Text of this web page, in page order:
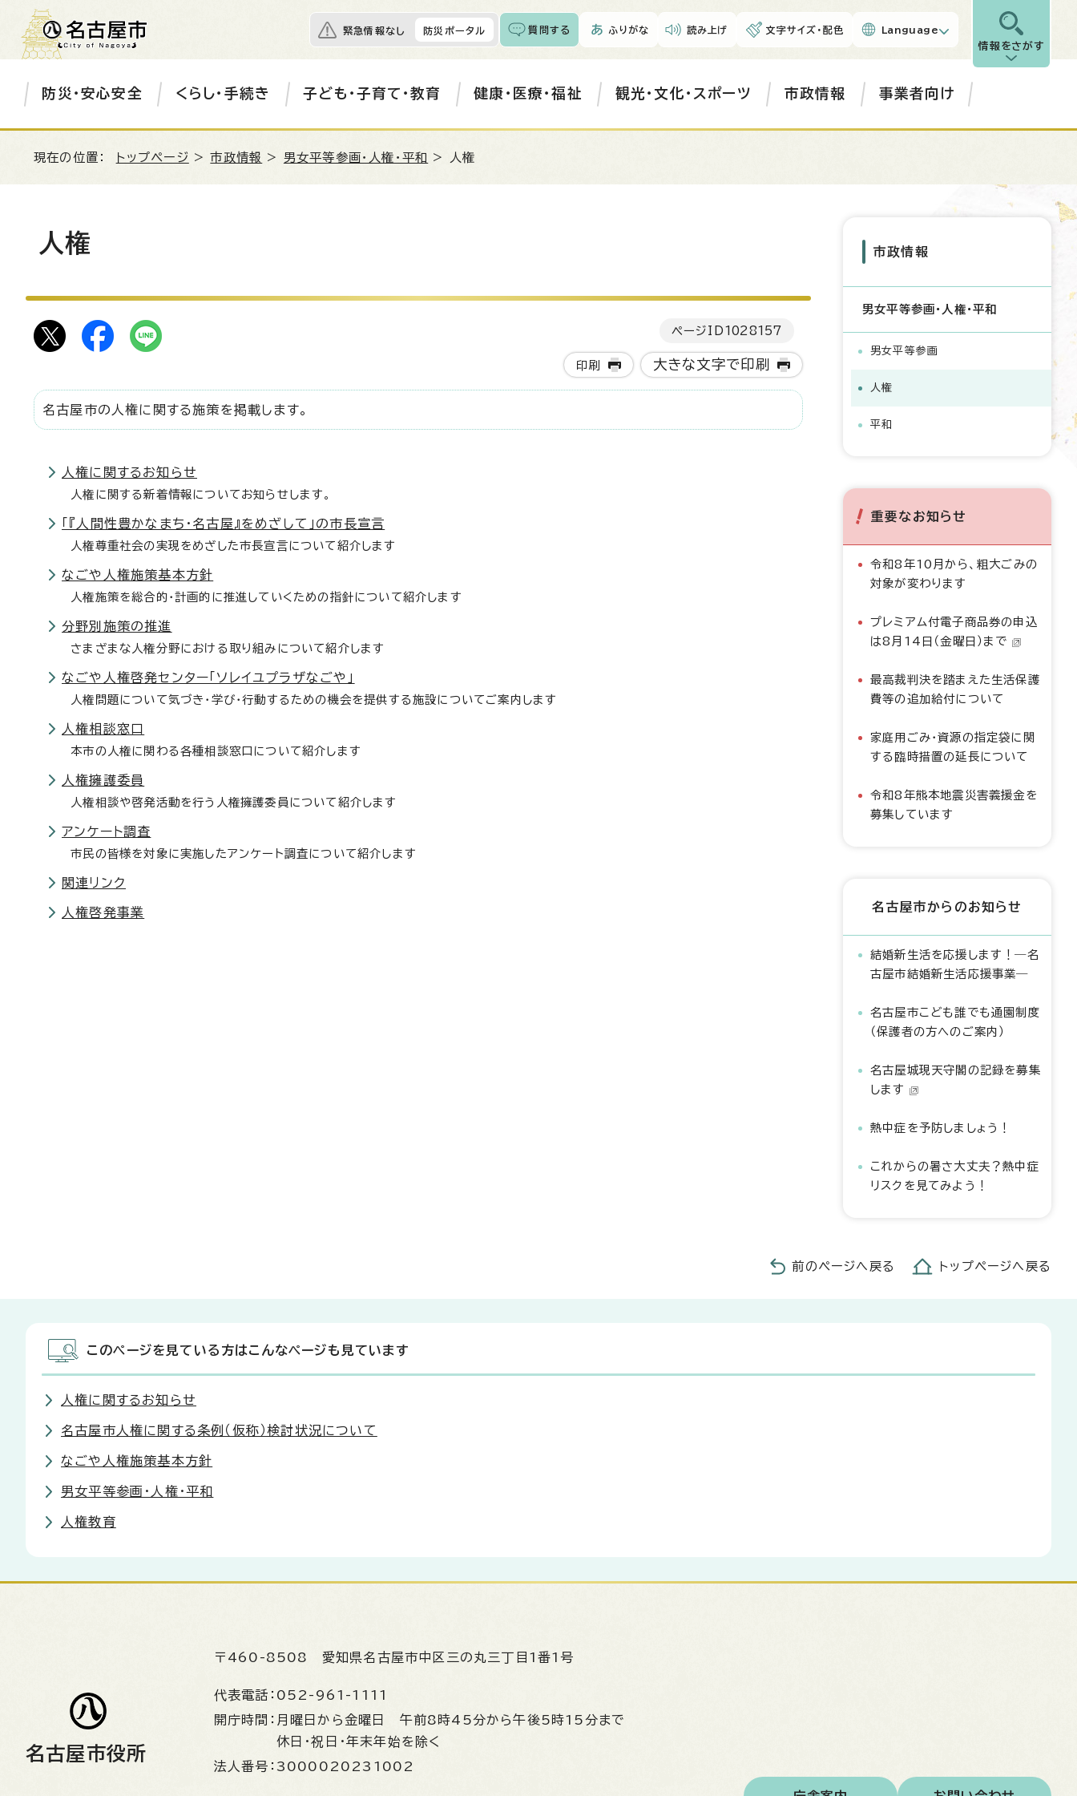
緊急情報なし 防災ポータル 質問する ふりがな 読み上げ 文字サイズ・配色 Language
情報をさがす
防災・安心安全 くらし・手続き 子ども・子育て・教育 健康・医療・福祉 観光・文化・スポーツ 市政情報 事業者向け
現在の位置： トップページ >市政情報 > 男女平等参画・人権・平和 > 人権
人権
ページID 1028157
印刷 大きな文字で印刷
名古屋市の人権に関する施策を掲載します。
人権に関するお知らせ
人権に関する新着情報についてお知らせします。
「『人間性豊かなまち・名古屋』をめざして」の市長宣言
人権尊重社会の実現をめざした市長宣言について紹介します
なごや人権施策基本方針
人権施策を総合的・計画的に推進していくための指針について紹介します
分野別施策の推進
さまざまな人権分野における取り組みについて紹介します
なごや人権啓発センター「ソレイユプラザなごや」
人権問題について気づき・学び・行動するための機会を提供する施設についてご案内します
人権相談窓口
本市の人権に関わる各種相談窓口について紹介します
人権擁護委員
人権相談や啓発活動を行う人権擁護委員について紹介します
アンケート調査
市民の皆様を対象に実施したアンケート調査について紹介します
関連リンク
人権啓発事業
市政情報
男女平等参画・人権・平和
男女平等参画
人権
平和
重要なお知らせ
令和8年10月から、粗大ごみの
対象が変わります
プレミアム付電子商品券の申込
は8月14日（金曜日）まで
最高裁判決を踏まえた生活保護
費等の追加給付について
家庭用ごみ・資源の指定袋に関
する臨時措置の延長について
令和8年熊本地震災害義援金を
募集しています
名古屋市からのお知らせ
結婚新生活を応援します！―名
古屋市結婚新生活応援事業―
名古屋市こども誰でも通園制度
（保護者の方へのご案内）
名古屋城現天守閣の記録を募集
します
熱中症を予防しましょう！
これからの暑さ大丈夫？熱中症
リスクを見てみよう！
前のページへ戻る トップページへ戻る
このページを見ている方はこんなページも見ています
人権に関するお知らせ
名古屋市人権に関する条例（仮称）検討状況について
なごや人権施策基本方針
男女平等参画・人権・平和
人権教育
名古屋市役所
〒460-8508 愛知県名古屋市中区三の丸三丁目1番1号
代表電話： 052-961-1111
開庁時間： 月曜日から金曜日 午前8時45分から午後5時15分まで
休日・祝日・年末年始を除く
法人番号： 3000020231002